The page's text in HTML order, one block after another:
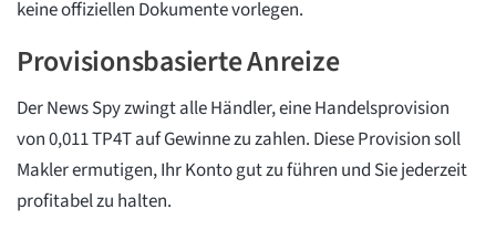
keine offiziellen Dokumente vorlegen.
Provisionsbasierte Anreize
Der News Spy zwingt alle Händler, eine Handelsprovision
von 0,011 TP4T auf Gewinne zu zahlen. Diese Provision soll
Makler ermutigen, Ihr Konto gut zu führen und Sie jederzeit
profitabel zu halten.